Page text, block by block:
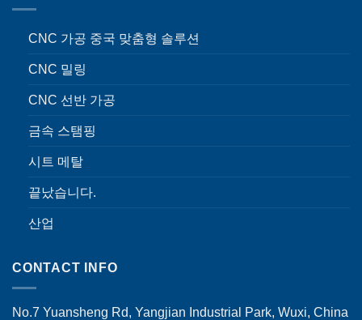
CNC 가공 중국 맞춤형 솔루션
CNC 밀링
CNC 선반 가공
금속 스탬핑
시트 메탈
끝났습니다.
산업
CONTACT INFO
No.7 Yuansheng Rd, Yangjian Industrial Park, Wuxi, China